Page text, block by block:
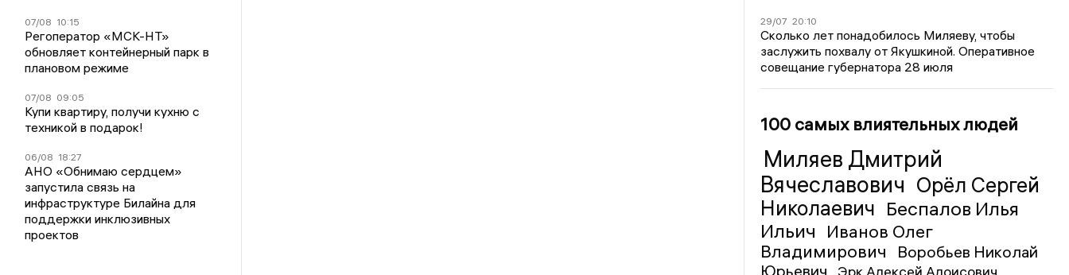
07/08 10:15
Регоператор «МСК-НТ»
обновляет контейнерный парк в
плановом режиме
07/08 09:05
Купи квартиру, получи кухню с
техникой в подарок!
06/08 18:27
АНО «Обнимаю сердцем»
запустила связь на
инфраструктуре Билайна для
поддержки инклюзивных
проектов
29/07 20:10
Сколько лет понадобилось Миляеву, чтобы
заслужить похвалу от Якушкиной. Оперативное
совещание губернатора 28 июля
100 самых влиятельных людей
Миляев Дмитрий
Вячеславович Орёл Сергей
Николаевич Беспалов Илья
Ильич
Иванов Олег
Владимирович
Воробьев Николай
Юрьевич